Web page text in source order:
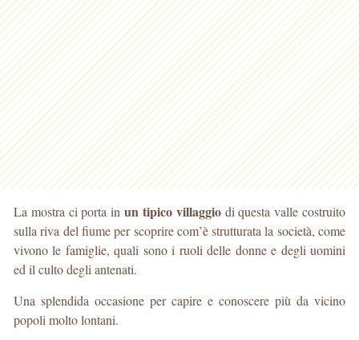
La mostra ci porta inun tipico villaggiodi questa valle costruito
sulla riva del fiume per scoprire com’è strutturata la società, come
vivono le famiglie, quali sono i ruoli delle donne e degli uomini
ed il culto degli antenati.
Una splendida occasione per capire e conoscere più da vicino
popoli molto lontani.